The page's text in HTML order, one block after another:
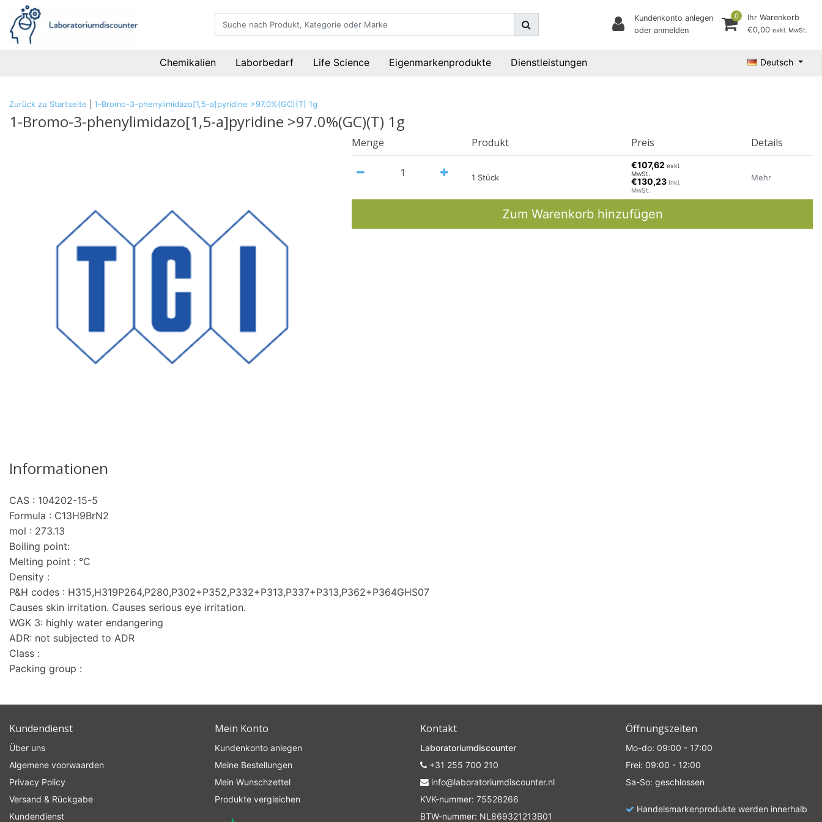
Kundenkonto anlegen
oder anmelden
0
Ihr Warenkorb
€0,00 exkl. MwSt.
Chemikalien Laborbedarf Life Science Eigenmarkenprodukte Dienstleistungen Deutsch
Zurück zu Startseite 1-Bromo-3-phenylimidazo[1,5-a]pyridine >97.0%(GC)(T) 1g
1-Bromo-3-phenylimidazo[1,5-a]pyridine >97.0%(GC)(T) 1g
Menge Produkt Preis Details
1 Stück
€107,62exkl.
MwSt.
€130,23 Inkl.
MwSt.
Mehr
Zum Warenkorb hinzufügen
Informationen
CAS : 104202-15-5
Formula : C13H9BrN2
mol : 273.13
Boiling point:
Melting point : °C
Density :
P&H codes : H315,H319P264,P280,P302+P352,P332+P313,P337+P313,P362+P364GHS07
Causes skin irritation. Causes serious eye irritation.
WGK 3: highly water endangering
ADR: not subjected to ADR
Class :
Packing group :
Kundendienst
Über uns
Algemene voorwaarden
Privacy Policy
Versand & Rückgabe
Kundendienst
Mein Konto
Kundenkonto anlegen
Meine Bestellungen
Mein Wunschzettel
Produkte vergleichen
Kontakt
Laboratoriumdiscounter
+31 255 700 210
info@laboratoriumdiscounter.nl
KVK-nummer: 75528266
BTW-nummer: NL869321213B01
Öffnungszeiten
Mo-do: 09:00 - 17:00
Frei: 09:00 - 12:00
Sa-So: geschlossen
Handelsmarkenprodukte werden innerhalb